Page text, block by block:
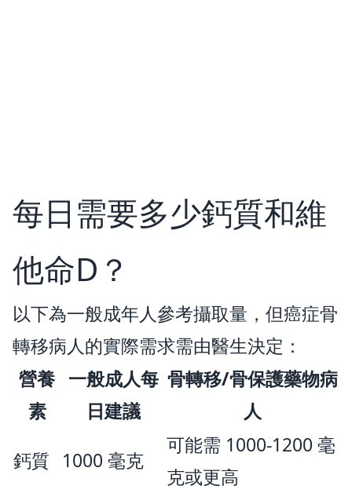
每日需要多少鈣質和維
他命D？
以下為一般成年人參考攝取量，但癌症骨
轉移病人的實際需求需由醫生決定：
營養
素
一般成人每
日建議
骨轉移/骨保護藥物病
人
鈣質 1000 毫克
可能需 1000-1200 毫
克或更高